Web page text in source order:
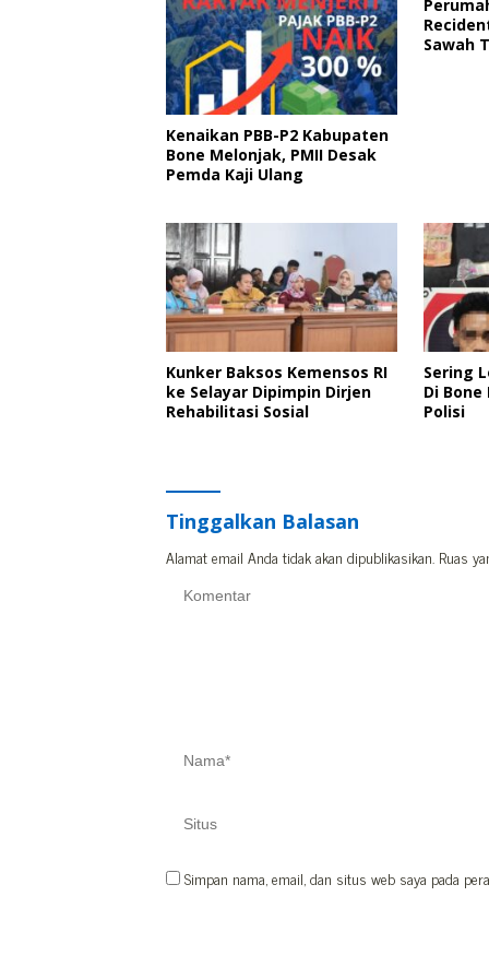
Kenaikan PBB-P2 Kabupaten
Bone Melonjak, PMII Desak
Pemda Kaji Ulang
Sawah
Kunker Baksos Kemensos RI
ke Selayar Dipimpin Dirjen
Rehabilitasi Sosial
Sering
Di
Polisi
Tinggalkan Balasan
Alamat email Anda tidak akan dipublikasikan. Ruas
Simpan nama, email, dan situs web saya pada